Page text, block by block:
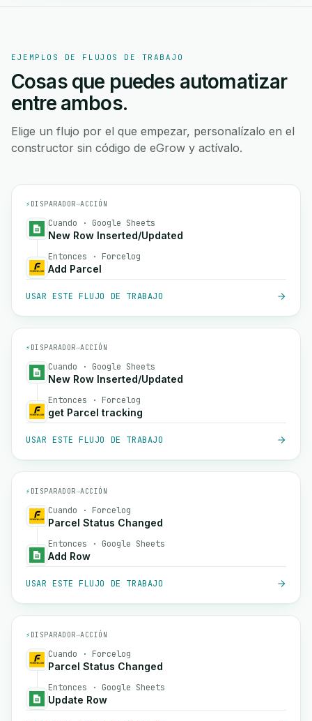
EJEMPLOS DE FLUJOS DE TRABAJO
Cosas que puedes automatizar
entre ambos.
Elige un flujo por el que empezar, personalízalo en el
constructor sin código de eGrow y actívalo.
⚡ DISPARADOR→ACCIÓN
Cuando · Google Sheets
New Row Inserted/Updated
Entonces · Forcelog
Add Parcel
USAR ESTE FLUJO DE TRABAJO
⚡ DISPARADOR→ACCIÓN
Cuando · Google Sheets
New Row Inserted/Updated
Entonces · Forcelog
get Parcel tracking
USAR ESTE FLUJO DE TRABAJO
⚡ DISPARADOR→ACCIÓN
Cuando · Forcelog
Parcel Status Changed
Entonces · Google Sheets
Add Row
USAR ESTE FLUJO DE TRABAJO
⚡ DISPARADOR→ACCIÓN
Cuando · Forcelog
Parcel Status Changed
Entonces · Google Sheets
Update Row